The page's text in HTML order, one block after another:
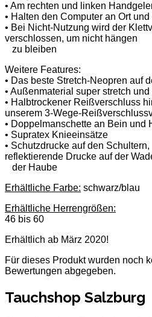
• Am rechten und linken
• Halten den Computer an Ort
• Bei Nicht-Nutzung wird der
verschlossen, um nicht hängen
zu bleiben
Weitere Features:
• Das beste Stretch-Neopren auf
• Außenmaterial super stretch
• Halbtrockener Reißverschluss
unserem 3-Wege-
• Doppelmanschette an Bein und
• Supratex Knieeinsätze
• Schutzdrucke auf den Schultern,
reflektierende Drucke auf der
der Haube
Erhältliche Farbe: schwarz/blau
Erhältliche Herrengrößen:
46 bis 60
Erhältlich ab März 2020!
Für dieses Produkt wurden noch
Bewertungen abgegeben.
Tauchshop Salzburg